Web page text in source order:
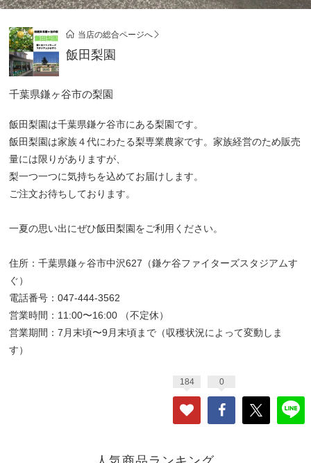
当店の総合ページへ
飯田梨園
千葉県鎌ヶ谷市の梨園
飯田梨園は千葉県鎌ケ谷市にある梨園です。
飯田梨園は家族４代にわたる梨専業農家です。家族経営のため販売
量には限りがありますが、
梨一つ一つに気持ちを込めてお届けします。
ご注文お待ちしております。
一夏の思い出にぜひ飯田梨園をご利用ください。
住所：千葉県鎌ヶ谷市中沢627（鎌ケ谷ファイターズスタジアムす
ぐ）
電話番号：047-444-3562
営業時間：11:00〜16:00 （不定休）
営業期間：7月末頃〜9月末頃まで（収穫状況によって変動しま
す）
184 0